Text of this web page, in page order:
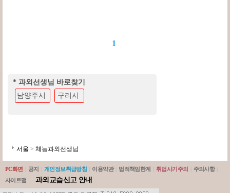
1
* 과외선생님 바로찾기
남양주시
구리시
서울 > 체능과외선생님
PC화면 공지 개인정보취급방침 이용약관 법적책임한계 취업사기주의 주의사항
사이트맵
과외교습신고 안내